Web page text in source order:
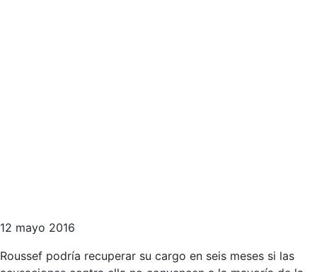
12 mayo 2016
Roussef podría recuperar su cargo en seis meses si las